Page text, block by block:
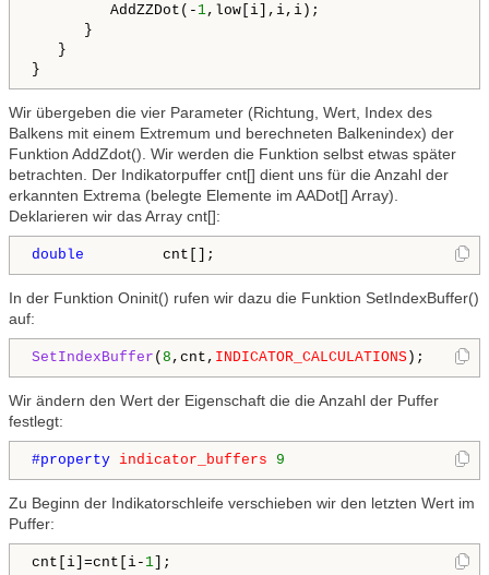
AddZZDot(- 1,low[i],i,i);
}
}
Wir übergeben die vier Parameter (Richtung, Wert, Index des
Balkens mit einem Extremum und berechneten Balkenindex) der
Funktion AddZdot(). Wir werden die Funktion selbst etwas später
betrachten. Der Indikatorpuffer cnt[] dient uns für die Anzahl der
erkannten Extrema (belegte Elemente im AADot[] Array).
Deklarieren wir das Array cnt[]:
double cnt[];
In der Funktion Oninit() rufen wir dazu die Funktion SetIndexBuffer()
auf:
SetIndexBuffer ( 8 ,cnt, INDICATOR_CALCULATIONS );
Wir ändern den Wert der Eigenschaft die die Anzahl der Puffer
festlegt:
#property indicator_buffers 9
Zu Beginn der Indikatorschleife verschieben wir den letzten Wert im
Puffer:
cnt[i]=cnt[i- 1 ];